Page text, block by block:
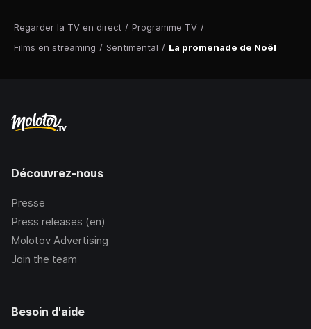
Regarder la TV en direct / Programme TV /
Films en streaming / Sentimental / La promenade de Noël
Découvrez-nous
Presse
Press releases (en)
Molotov Advertising
Join the team
Besoin d'aide